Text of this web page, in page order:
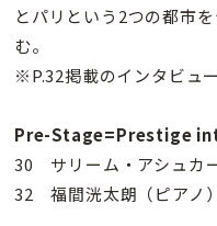
とパリという2つの都市
む。
※P.32掲載のインタビュ
Pre-Stage=Prestige
30 サリーム・アシュカー
32 福間洸太朗（ピアノ）